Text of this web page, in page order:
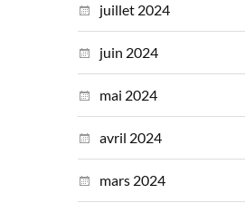
juillet 2024
juin 2024
mai 2024
avril 2024
mars 2024